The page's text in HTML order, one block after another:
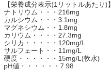
【栄養成分表示(1リットルあたり)】
ナトリウム・・・216mg
カルシウム・・・3.1mg
マグネシウム・・1.8mg
カリウム・・・・27.3mg
シリカ・・・・・120mg/L
サルフェート・・11mg/L
硬度・・・・・・15mg/L(軟水)
pH値・・・・・・7.98